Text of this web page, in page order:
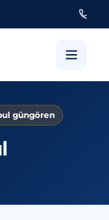
oto
güngören